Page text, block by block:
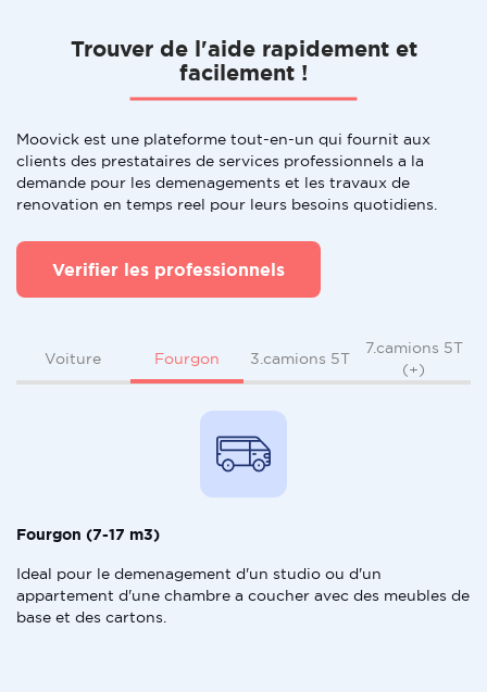
Trouver de l'aide rapidement et
facilement !
Moovick est une plateforme tout-en-un qui fournit aux
clients des prestataires de services professionnels a la
demande pour les demenagements et les travaux de
renovation en temps reel pour leurs besoins quotidiens.
Verifier les professionnels
Voiture Fourgon 3.camions 5T
7.camions 5T
(+)
Fourgon (7-17 m3)
Ideal pour le demenagement d'un studio ou d'un
appartement d'une chambre a coucher avec des meubles de
base et des cartons.